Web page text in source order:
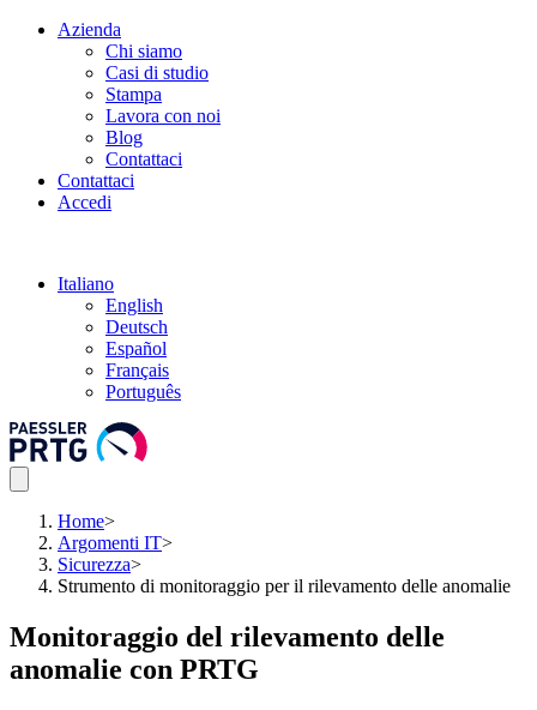
Azienda
Chi siamo
Casi di studio
Stampa
Lavora con noi
Blog
Contattaci
Contattaci
Accedi
Italiano
English
Deutsch
Español
Français
Português
Home>
Argomenti IT>
Sicurezza>
Strumento di monitoraggio per il rilevamento delle anomalie
Monitoraggio del rilevamento delle
anomalie con PRTG